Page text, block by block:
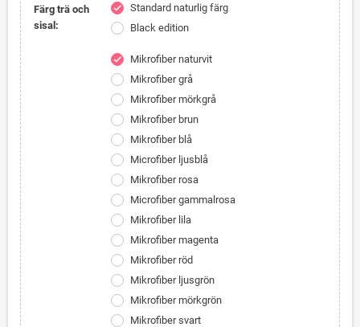
Färg trä och
sisal:
check
Standard naturlig färg
Black edition
check
Mikrofiber naturvit
Mikrofiber grå
Mikrofiber mörkgrå
Mikrofiber brun
Mikrofiber blå
Microfiber ljusblå
Mikrofiber rosa
Microfiber gammalrosa
Mikrofiber lila
Mikrofiber magenta
Mikrofiber röd
Mikrofiber ljusgrön
Mikrofiber mörkgrön
Mikrofiber svart